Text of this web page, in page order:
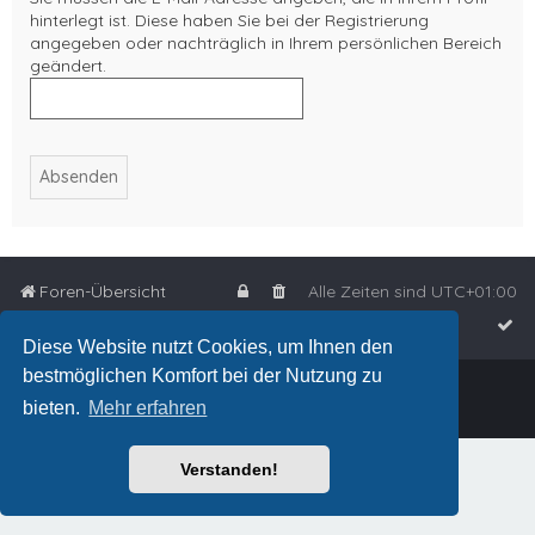
Diese Website nutzt Cookies, um Ihnen den
bestmöglichen Komfort bei der Nutzung zu
bieten. Mehr erfahren
Verstanden!
hinterlegt ist. Diese haben Sie bei der Registrierung
angegeben oder nachträglich in Ihrem persönlichen Bereich
geändert.
Foren-Übersicht Alle Zeiten sind UTC+01:00
Powered byphpBB™
Deutsche Übersetzung durch